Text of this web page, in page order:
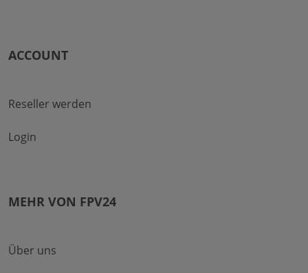
ACCOUNT
Reseller werden
Login
MEHR VON FPV24
Über uns